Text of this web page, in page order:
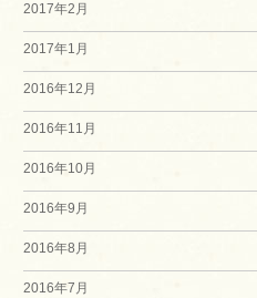
2017年2月
2017年1月
2016年12月
2016年11月
2016年10月
2016年9月
2016年8月
2016年7月